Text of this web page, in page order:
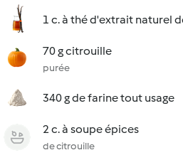
1 c. à thé d'extrait naturel
70 g citrouille
purée
340 g de farine tout usage
2 c. à soupe épices
de citrouille